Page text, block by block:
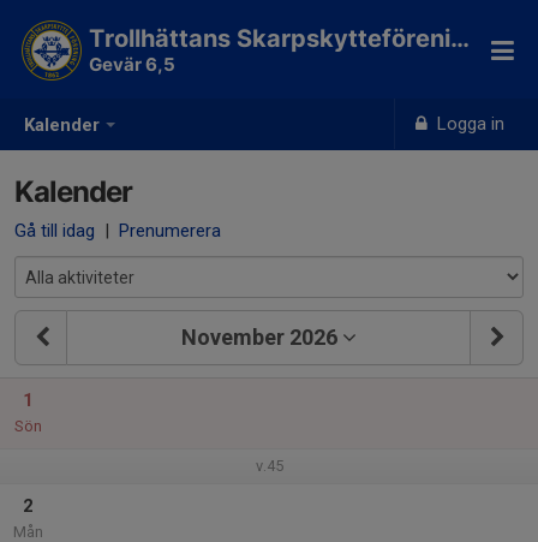
Kalender Logga in
Trollhättans Skarpskytteförening
Gevär 6,5
Kalender
Gå till idag | Prenumerera
November 2026
1
Sön
v.45
2
Mån